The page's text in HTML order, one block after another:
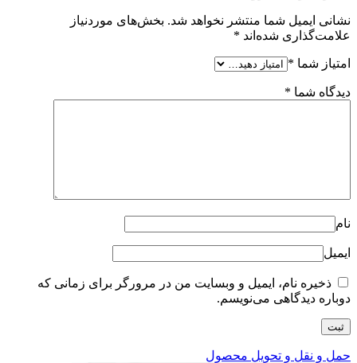
نشانی ایمیل شما منتشر نخواهد شد. بخش‌های موردنیاز
علامت‌گذاری شده‌اند *
امتیاز شما *
دیدگاه شما *
نام
ایمیل
ذخیره نام، ایمیل و وبسایت من در مرورگر برای زمانی که
دوباره دیدگاهی می‌نویسم.
حمل و نقل و تحویل محصول